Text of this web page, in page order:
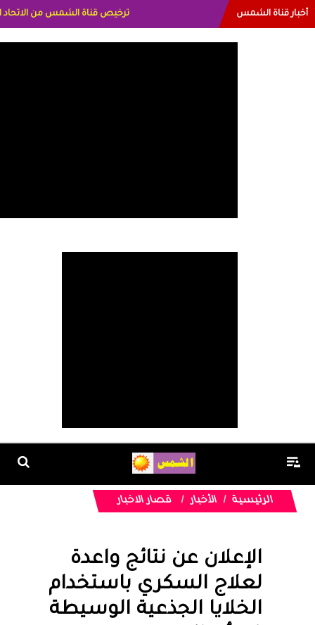
أخبار قناة الشمس
الرئيسية الأخبار قصار الاخبار
الإعلان عن نتائج واعدة
لعلاج السكري باستخدام
الخلايا الجذعية الوسيطة